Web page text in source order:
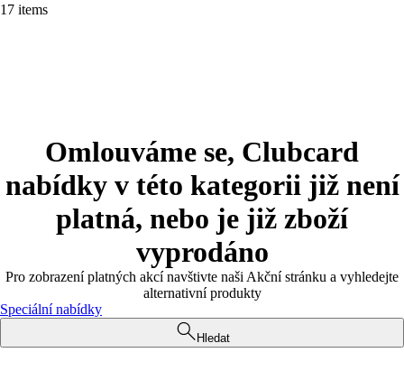
17 items
Omlouváme se, Clubcard
nabídky v této kategorii již není
platná, nebo je již zboží
vyprodáno
Pro zobrazení platných akcí navštivte naši Akční stránku a vyhledejte
alternativní produkty
Speciální nabídky
Hledat